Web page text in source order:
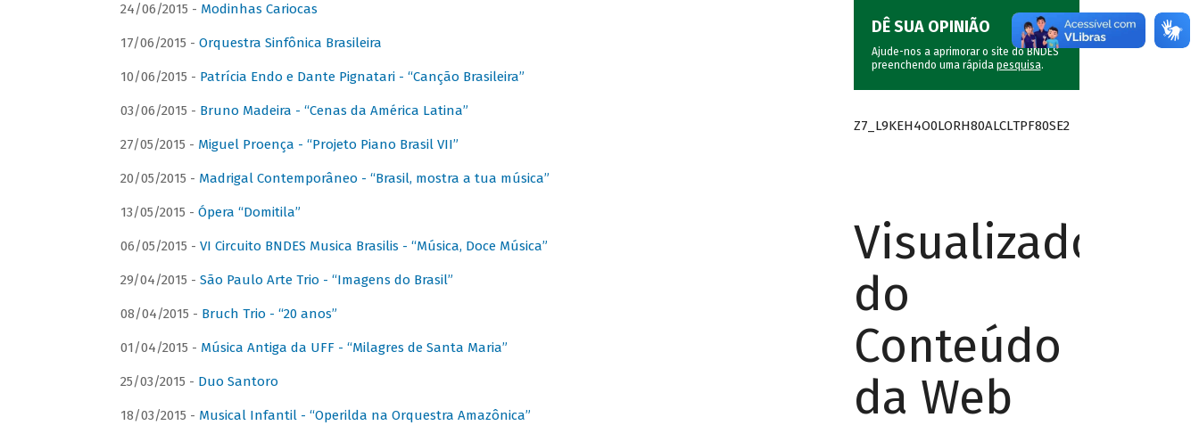
24/06/2015 - Modinhas Cariocas
17/06/2015 - Orquestra Sinfônica Brasileira
10/06/2015 - Patrícia Endo e Dante Pignatari - “Canção Brasileira”
03/06/2015 - Bruno Madeira - “Cenas da América Latina”
27/05/2015 - Miguel Proença - “Projeto Piano Brasil VII”
20/05/2015 - Madrigal Contemporâneo - “Brasil, mostra a tua música”
13/05/2015 - Ópera “Domitila”
06/05/2015 - VI Circuito BNDES Musica Brasilis - “Música, Doce Música”
29/04/2015 - São Paulo Arte Trio - “Imagens do Brasil”
08/04/2015 - Bruch Trio - “20 anos”
01/04/2015 - Música Antiga da UFF - “Milagres de Santa Maria”
25/03/2015 - Duo Santoro
18/03/2015 - Musical Infantil - “Operilda na Orquestra Amazônica”
DÊ SUA OPINIÃO
Ajude-nos a aprimorar o site do BNDES
preenchendo uma rápida pesquisa.
Z7_L9KEH4O0LORH80ALCLTPF80SE2
Visualizador
do
Conteúdo
da Web